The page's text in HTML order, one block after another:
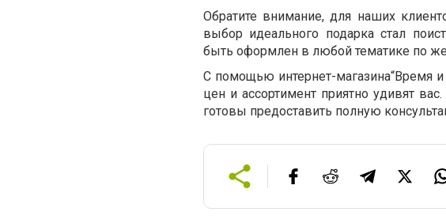
Обратите внимание, для наших
выбор идеального подарка стал
быть оформлен в любой тематике по
С помощью интернет-магазина“Время и
цен и ассортимент приятно удивят
готовы предоставить полную